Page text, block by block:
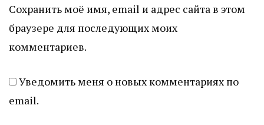
Сохранить моё имя, email и адрес сайта в этом
браузере для последующих моих
комментариев.
Уведомить меня о новых комментариях по
email.